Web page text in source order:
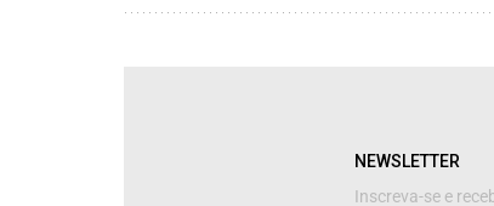
NEWSLETTER
Inscreva-se e